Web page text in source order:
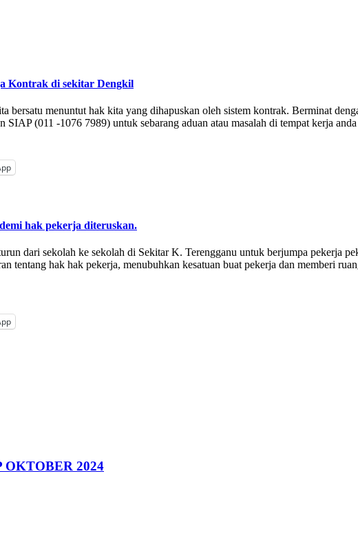
Kontrak di sekitar Dengkil
menuntut hak kita yang dihapuskan oleh sistem kontrak. Berminat
(011 -1076 7989) untuk sebarang aduan atau masalah di tempat kerja
hak pekerja diteruskan.
dari sekolah ke sekolah di Sekitar K. Terengganu untuk berjumpa pekerja
tentang hak hak pekerja, menubuhkan kesatuan buat pekerja dan memberi
2024